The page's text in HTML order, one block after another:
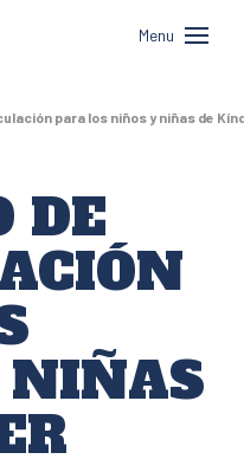
Menu
para los niños y niñas de
DE
NIÑAS